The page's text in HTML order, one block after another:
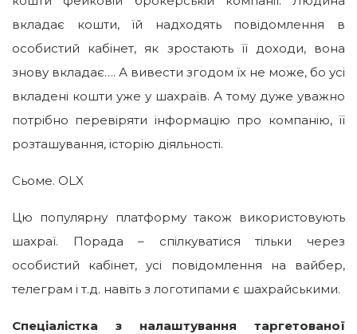
вкладає кошти, їй надходять повідомлення в
особистий кабінет, як зростають її доходи, вона
знову вкладає…. А вивести згодом їх не може, бо усі
вкладені кошти уже у шахраїв. А тому дуже уважно
потрібно перевіряти інформацію про компанію, її
розташування, історію діяльності.
Сьоме. OLX
Цю популярну платформу також використовують
шахраї. Порада – спілкуватися тільки через
особистий кабінет, усі повідомлення на вайбер,
телеграм і т.д. навіть з логотипами є шахрайськими.
Спеціалістка з налаштування таргетованої